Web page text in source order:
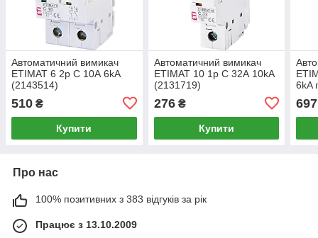
Автоматичний вимикач
ETIMAT 6 2p C 10А 6kA
(2143514)
510 ₴
Купити
Автоматичний вимикач
ETIMAT 10 1p C 32А 10kA
(2131719)
276₴
Купити
6kA
697
Про нас
100% позитивних з 383 відгуків за рік
Працює з 13.10.2009